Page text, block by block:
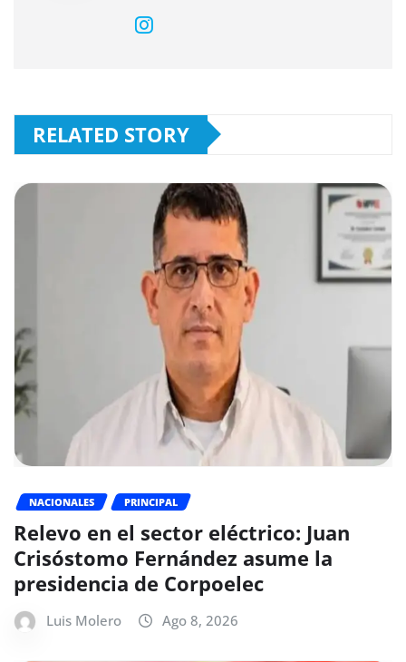
RELATED STORY
NACIONALES PRINCIPAL
Relevo en el sector eléctrico: Juan
Crisóstomo Fernández asume la
presidencia de Corpoelec
Luis Molero Ago 8, 2026